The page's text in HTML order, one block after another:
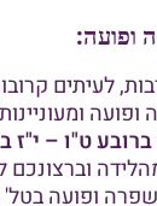
ופועה:
לעיתים
ברובע ט"ו – י"ז
וברצונכם
בטל' 054-3917414.